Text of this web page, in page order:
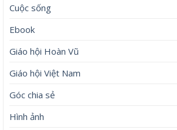
Cuộc sống
Ebook
Giáo hội Hoàn Vũ
Giáo hội Việt Nam
Góc chia sẻ
Hình ảnh